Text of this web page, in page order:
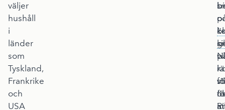
väljer
hushåll
i
länder
som
Tyskland,
Frankrike
och
USA
i